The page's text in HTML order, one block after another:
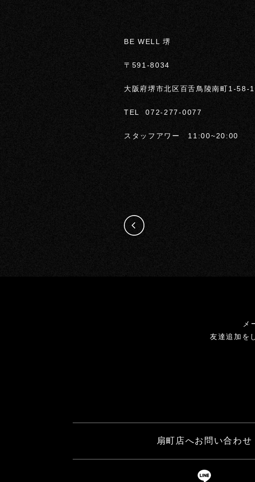
BE WELL 堺
〒591-8034
大阪府堺市北区百舌鳥陵南町1-58-
TEL 072-277-0077
スタッフアワー 11:00~20:00
メ
友達追加を
扇町店へお問い合わせ